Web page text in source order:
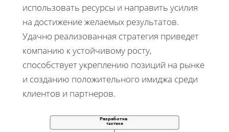
использовать ресурсы и направить усилия
на достижение желаемых результатов.
Удачно реализованная стратегия приведет
компанию к устойчивому росту,
способствует укреплению позиций на рынке
и созданию положительного имиджа среди
клиентов и партнеров.
Разработка
тактики